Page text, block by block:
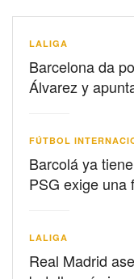
LALIGA
Barcelona da
Álvarez y
FÚTBOL
Barcolá ya
PSG exige una
LALIGA
Real Madrid